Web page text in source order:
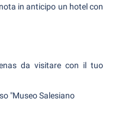
in anticipo un hotel con
da visitare con il tuo
"Museo Salesiano